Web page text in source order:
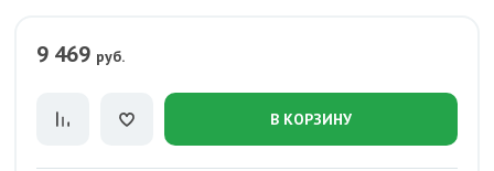
9 469 руб.
В КОРЗИНУ